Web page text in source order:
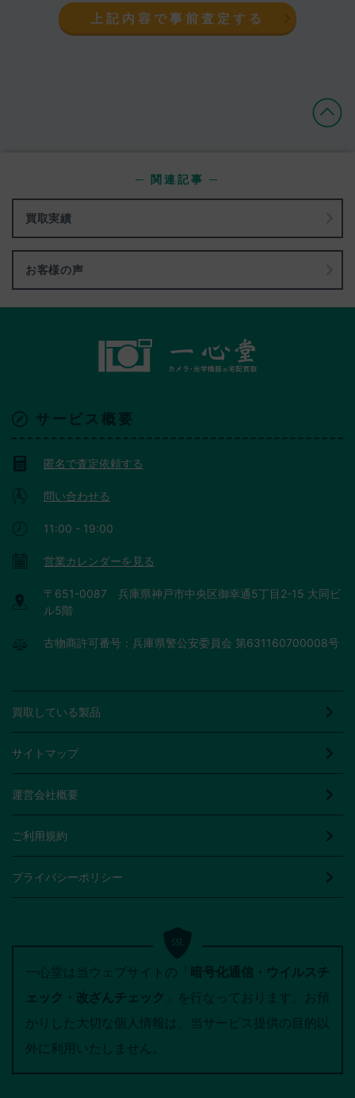
上記内容で事前査定する
買取実績
─ 関連記事 ─
お客様の声
サービス概要
匿名で査定依頼する
問い合わせる
11:00 - 19:00
営業カレンダーを見る
〒651-0087 兵庫県神戸市中央区御幸通5丁目2-15 大同ビ
ル5階
古物商許可番号：兵庫県警公安委員会 第631160700008号
買取している製品
サイトマップ
運営会社概要
ご利用規約
プライバシーポリシー
一心堂は当ウェブサイトの「
暗号化通信・ウイルスチ
ェック・改ざんチェック
」を行なっております。お預
かりした大切な個人情報は、当サービス提供の目的以
外に利用いたしません。